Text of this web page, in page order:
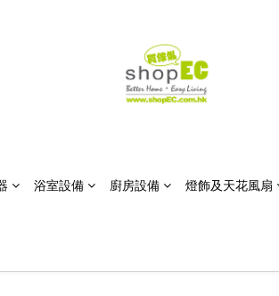
浴室設備 廚房設備 燈飾及天花風扇